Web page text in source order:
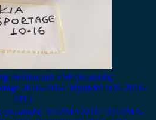
Φώτων και ESP (Κωδικός:
2010-2016 / Hyundai ix35 2010-
2015